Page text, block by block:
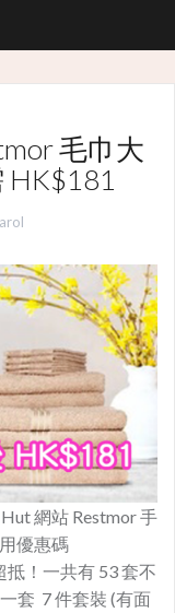
毛巾大
網站 Restmor 手
優惠碼
抵！一共有 53 套不
套 7 件套裝 (有面